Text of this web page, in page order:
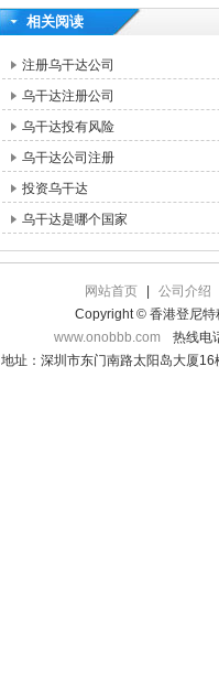
相关阅读
注册乌干达公司
乌干达注册公司
乌干达投有风险
乌干达公司注册
投资乌干达
乌干达是哪个国家
网站首页
公司介绍
Copyright © 香港登尼特
www.onobbb.com
热线电
地址：深圳市东门南路太阳岛大厦